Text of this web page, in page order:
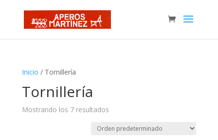
Inicio / Tornillería
Tornillería
Mostrando los 7 resultados